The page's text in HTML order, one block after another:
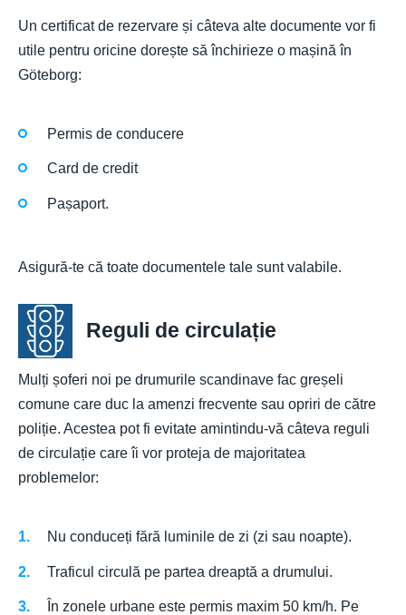
Un certificat de rezervare și câteva alte documente vor fi
utile pentru oricine dorește să închirieze o mașină în
Göteborg:
Permis de conducere
Card de credit
Pașaport.
Asigură-te că toate documentele tale sunt valabile.
Reguli de circulație
Mulți șoferi noi pe drumurile scandinave fac greșeli
comune care duc la amenzi frecvente sau opriri de către
poliție. Acestea pot fi evitate amintindu-vă câteva reguli
de circulație care îi vor proteja de majoritatea
problemelor:
Nu conduceți fără luminile de zi (zi sau noapte).
Traficul circulă pe partea dreaptă a drumului.
În zonele urbane este permis maxim 50 km/h. Pe